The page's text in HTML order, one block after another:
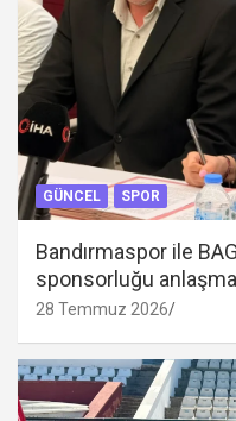
GÜNCEL SPOR
Bandırmaspor ile
sponsorluğu
28 Temmuz 2026